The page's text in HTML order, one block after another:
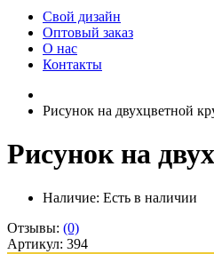
Свой дизайн
Оптовый заказ
О нас
Контакты
Рисунок на двухцветной
Рисунок на
Наличие: Есть в наличии
Отзывы: (0)
Артикул: 394